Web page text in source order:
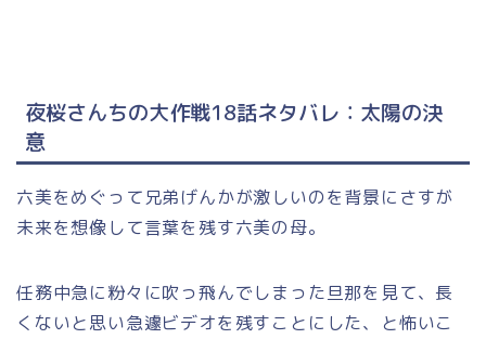
夜桜さんちの大作戦18話ネタバレ：太陽の決
意
六美をめぐって兄弟げんかが激しいのを背景にさすが
未来を想像して言葉を残す六美の母。
任務中急に粉々に吹っ飛んでしまった旦那を見て、長
くないと思い急遽ビデオを残すことにした、と怖いこ